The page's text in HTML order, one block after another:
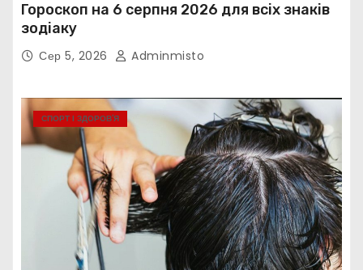
Гороскоп на 6 серпня 2026 для всіх знаків
зодіаку
Сер 5, 2026 Adminmisto
СПОРТ І ЗДОРОВ’Я